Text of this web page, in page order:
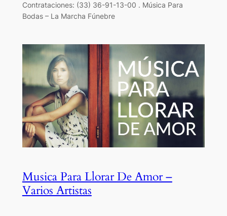
Contrataciones: (33) 36-91-13-00 . Música Para
Bodas – La Marcha Fúnebre
Musica Para Llorar De Amor –
Varios Artistas